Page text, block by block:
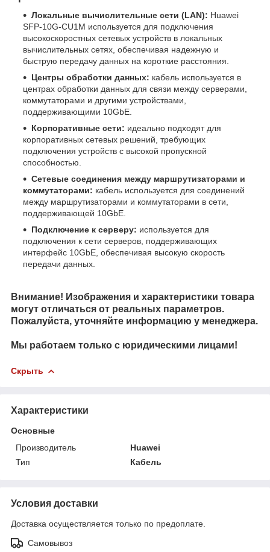
Локальные вычислительные сети (LAN): Huawei
SFP-10G-CU1M используется для подключения
высокоскоростных сетевых устройств в локальных
вычислительных сетях, обеспечивая надежную и
быструю передачу данных на короткие расстояния.
Центры обработки данных: кабель используется в
центрах обработки данных для связи между серверами,
коммутаторами и другими устройствами,
поддерживающими 10GbE.
Корпоративные сети: идеально подходят для
корпоративных сетевых решений, требующих
подключения устройств с высокой пропускной
способностью.
Сетевые соединения между маршрутизаторами и
коммутаторами: кабель используется для соединений
между маршрутизаторами и коммутаторами в сети,
поддерживающей 10GbE.
Подключение к серверу: используется для
подключения к сети серверов, поддерживающих
интерфейс 10GbE, обеспечивая высокую скорость
передачи данных.
Внимание! Изображения и характеристики товара
могут отличаться от реальных параметров.
Пожалуйста, уточняйте информацию у менеджера.
Мы работаем только с юридическими лицами!
Скрыть
Характеристики
Основные
Производитель
Huawei
Тип
Кабель
Условия доставки
Доставка осуществляется только по предоплате.
Самовывоз